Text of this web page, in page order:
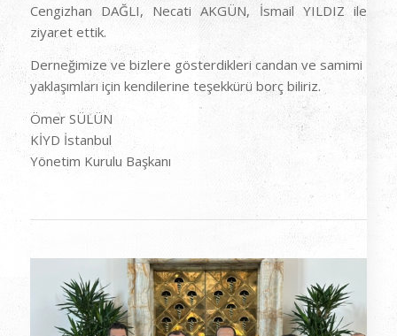
Cengizhan DAĞLI, Necati AKGÜN, İsmail YILDIZ ile
ziyaret ettik.
Derneğimize ve bizlere gösterdikleri candan ve samimi
yaklaşımları için kendilerine teşekkürü borç biliriz.
Ömer SÜLÜN
KİYD İstanbul
Yönetim Kurulu Başkanı